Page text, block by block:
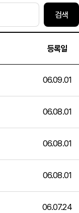
등록일
06.09.01
06.08.01
06.08.01
06.08.01
06.07.24
검색